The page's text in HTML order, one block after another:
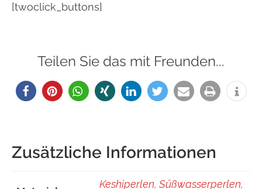
[twoclick_buttons]
Teilen Sie das mit Freunden...
Zusätzliche Informationen
Keshiperlen, Süßwasserperlen,